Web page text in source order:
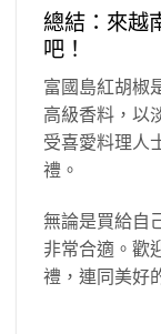
總結：來越
吧！
富國島紅胡椒
高級香料，以
受喜愛料理人
禮。
無論是買給自
非常合適。歡
禮，連同美好